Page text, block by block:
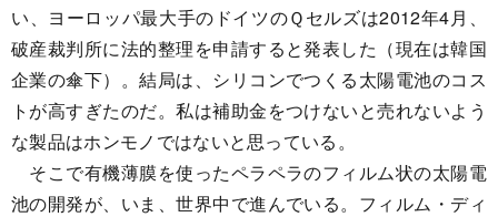
い、ヨーロッパ最大手のドイツのＱセルズは2012年4月、
破産裁判所に法的整理を申請すると発表した（現在は韓国
企業の傘下）。結局は、シリコンでつくる太陽電池のコス
トが高すぎたのだ。私は補助金をつけないと売れないよう
な製品はホンモノではないと思っている。
そこで有機薄膜を使ったペラペラのフィルム状の太陽電
池の開発が、いま、世界中で進んでいる。フィルム・ディ